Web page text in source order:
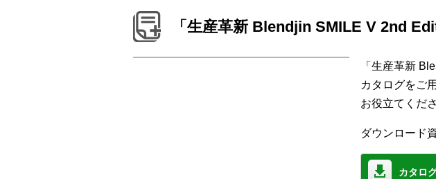
「生産革新 Blendjin SMILE V 2nd
「生産革新
カタログをご
お役立てくださ
ダウンロード
カタロ